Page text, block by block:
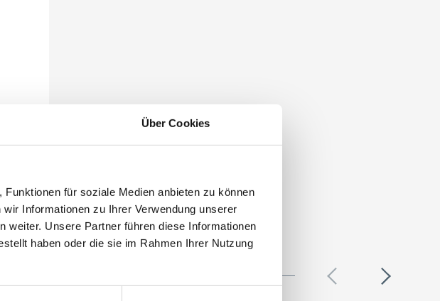
Über Cookies
für soziale Medien anbieten zu können
Informationen zu Ihrer Verwendung unserer
weiter. Unsere Partner führen diese Informationen
haben oder die sie im Rahmen Ihrer Nutzung